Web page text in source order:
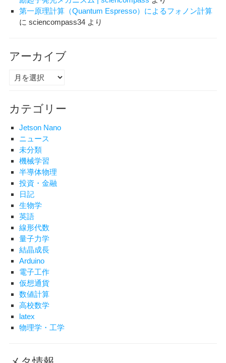
第一原理計算（Quantum Espresso）によるフォノン計算
に sciencompass34より
アーカイブ
ア
イ
カテゴリー
Jetson Nano
ニュース
未分類
機械学習
半導体物理
投資・金融
日記
生物学
英語
線形代数
量子力学
結晶成長
Arduino
電子工作
仮想通貨
数値計算
高校数学
latex
物理学・工学